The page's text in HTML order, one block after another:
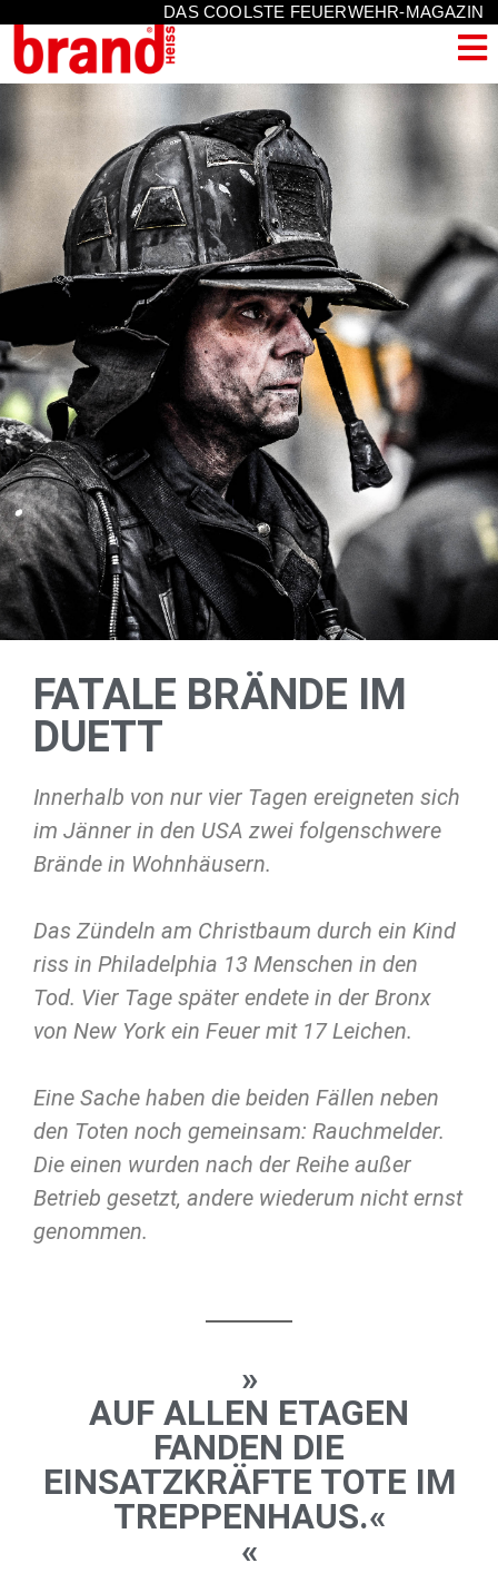
DAS COOLSTE FEUERWEHR-MAGAZIN
FATALE BRÄNDE IM
DUETT
Innerhalb von nur vier Tagen ereigneten sich
im Jänner in den USA zwei folgenschwere
Brände in Wohnhäusern.
Das Zündeln am Christbaum durch ein Kind
riss in Philadelphia 13 Menschen in den
Tod. Vier Tage später endete in der Bronx
von New York ein Feuer mit 17 Leichen.
Eine Sache haben die beiden Fällen neben
den Toten noch gemeinsam: Rauchmelder.
Die einen wurden nach der Reihe außer
Betrieb gesetzt, andere wiederum nicht ernst
genommen.
»
AUF ALLEN ETAGEN
FANDEN DIE
EINSATZKRÄFTE TOTE IM
TREPPENHAUS.«
«